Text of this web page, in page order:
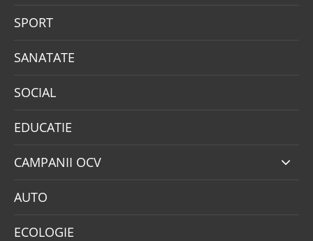
SPORT
SANATATE
SOCIAL
EDUCATIE
CAMPANII OCV
AUTO
ECOLOGIE